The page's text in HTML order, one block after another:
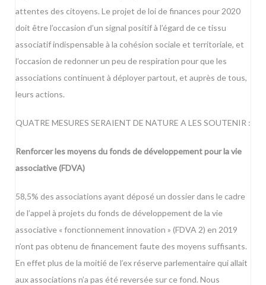
attentes des citoyens. Le projet de loi de finances pour 2020
doit être l’occasion d’un signal positif à l’égard de ce tissu
associatif indispensable à la cohésion sociale et territoriale, et
l’occasion de redonner un peu de respiration pour que les
associations continuent à déployer partout, et auprès de tous,
leurs actions.
QUATRE MESURES SERAIENT DE NATURE A LES SOUTENIR :
Renforcer les moyens du fonds de développement pour la vie
associative (FDVA)
58,5% des associations ayant déposé un dossier dans le cadre
de l’appel à projets du fonds de développement de la vie
associative « fonctionnement innovation » (FDVA 2) en 2019
n’ont pas obtenu de financement faute des moyens suffisants.
En effet plus de la moitié de l’ex réserve parlementaire qui allait
aux associations n’a pas été reversée sur ce fond. Nous